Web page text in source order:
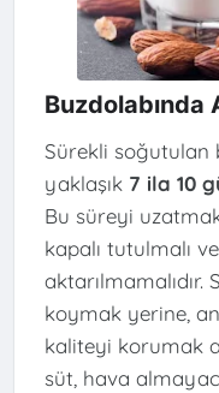
Buzdolabında
Sürekli soğutulan
yaklaşık 7 ila 10
Bu süreyi
kapalı tutulmalı
aktarılmamalıdır.
koymak yerine,
kaliteyi korumak
süt, hava